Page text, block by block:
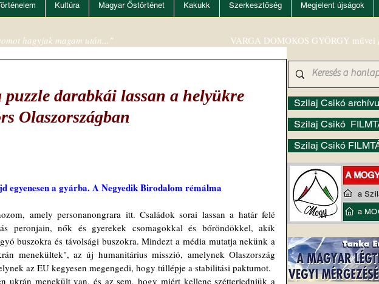
Kultúra Magyar Őstörténet Kakukk Szerkesztőség Megjelent újságok
darabkái lassan a helyükre
Olaszországban
egyenesen a gyárba. A Negyedik Birodalom rémálma
amely personanongrara itt. Családok sorai lassan a határ felé
peronjain, nők és gyerekek csomagokkal és bőröndökkel, akik
buszokra és távolsági buszokra. Mindezt a média mutatja nekünk a
menekültek", az új humanitárius misszió, amelynek Olaszország
az EU kegyesen megengedi, hogy túllépje a stabilitási paktumot.
Szilaj Csikó
Szilaj Csikó
Szilaj Csikó
hagyjak magam után..." VARGA DOMOKOS GYÖRGY művei
a
a